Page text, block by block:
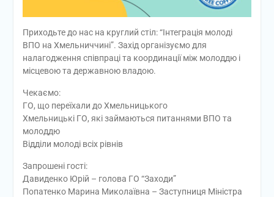
Приходьте до нас на круглий стіл: “Інтеграція молоді
ВПО на Хмельниччині”. Захід організуємо для
налагодження співпраці та координації між молоддю і
місцевою та державною владою.
Чекаємо:
ГО, що переїхали до Хмельницького
Хмельницькі ГО, які займаються питаннями ВПО та
молоддю
Відділи молоді всіх рівнів
Запрошені гості:
Давиденко Юрій – голова ГО “Заходи”
Попатенко Марина Миколаївна – Заступниця Міністра